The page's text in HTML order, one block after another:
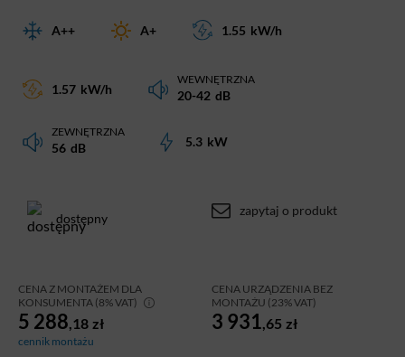
A++ A+ 1.55 kW/h
1.57 kW/h
WEWNĘTRZNA
20-42 dB
ZEWNĘTRZNA
56 dB 5.3 kW
dostępny
zapytaj o produkt
CENA Z MONTAŻEM DLA
KONSUMENTA (8% VAT)
5 288,18 zł
cennik montażu
CENA URZĄDZENIA BEZ
MONTAŻU (23% VAT)
3 931,65 zł